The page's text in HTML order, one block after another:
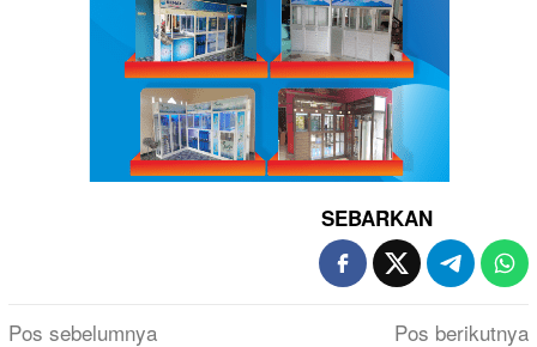
SEBARKAN
Navigasi
Pos sebelumnya Pos berikutnya